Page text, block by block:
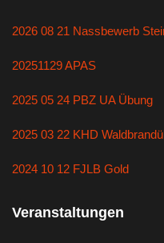
2026 08 21 Nassbewerb
20251129 APAS
2025 05 24 PBZ UA Übung
2025 03 22 KHD
2024 10 12 FJLB Gold
Veranstaltungen